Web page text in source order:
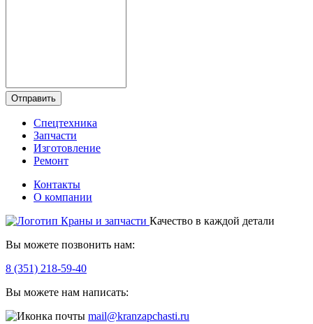
Отправить
Спецтехника
Запчасти
Изготовление
Ремонт
Контакты
О компании
Качество в каждой детали
Вы можете позвонить нам:
8 (351) 218-59-40
Вы можете нам написать:
mail@kranzapchasti.ru